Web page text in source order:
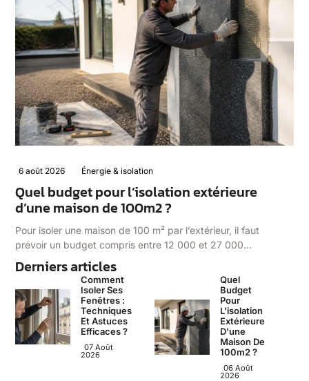
6 août 2026 Énergie & isolation
Quel budget pour l’isolation extérieure
d’une maison de 100m2 ?
Pour isoler une maison de 100 m² par l’extérieur, il faut
prévoir un budget compris entre 12 000 et 27 000…
Derniers articles
Comment
Isoler Ses
Fenêtres :
Techniques
Et Astuces
Efficaces ?
07 Août
2026
Quel
Budget
Pour
L'isolation
Extérieure
D'une
Maison De
100m2 ?
06 Août
2026